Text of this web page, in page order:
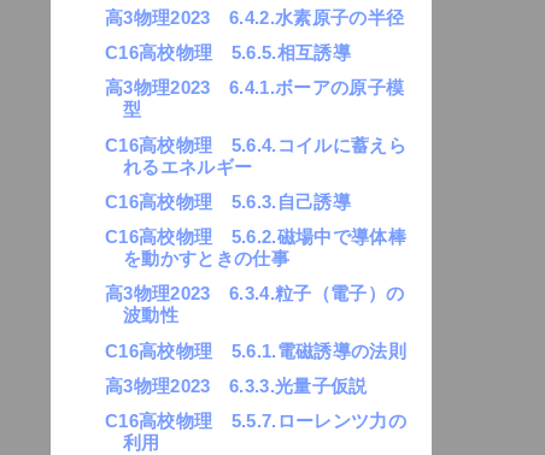
高3物理2023 6.4.2.水素原子の半径
C16高校物理 5.6.5.相互誘導
高3物理2023 6.4.1.ボーアの原子模
型
C16高校物理 5.6.4.コイルに蓄えら
れるエネルギー
C16高校物理 5.6.3.自己誘導
C16高校物理 5.6.2.磁場中で導体棒
を動かすときの仕事
高3物理2023 6.3.4.粒子（電子）の
波動性
C16高校物理 5.6.1.電磁誘導の法則
高3物理2023 6.3.3.光量子仮説
C16高校物理 5.5.7.ローレンツ力の
利用